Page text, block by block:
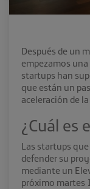
Después de un
empezamos
startups han
que están un
aceleración de
¿Cuál es
Las startups
defender su
mediante un
próximo martes